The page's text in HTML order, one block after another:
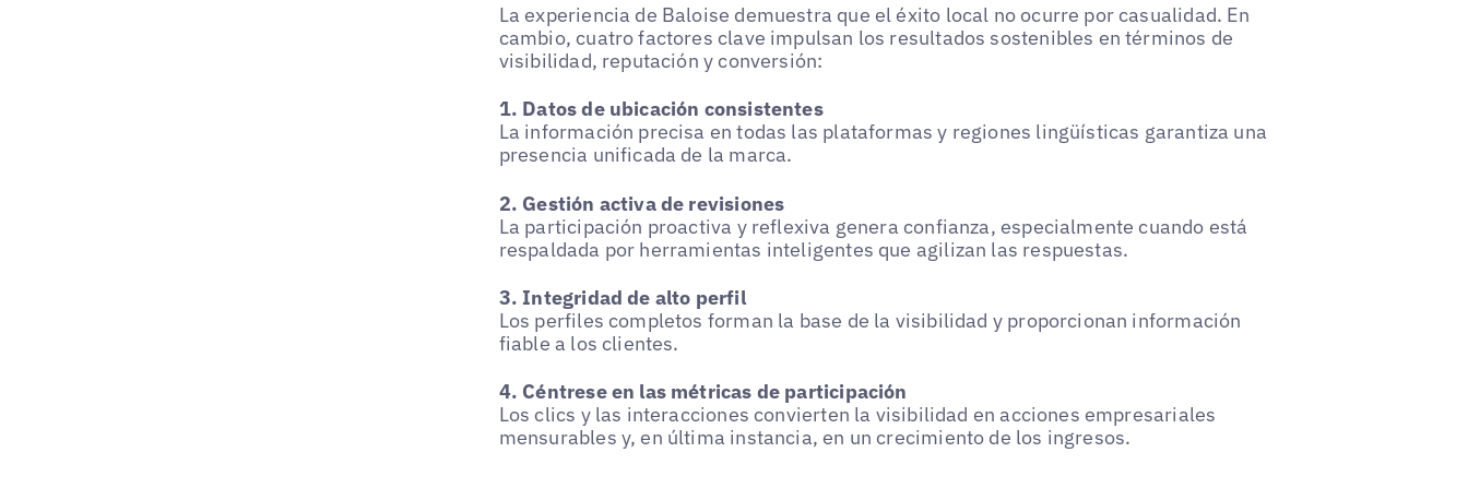
La experiencia de Baloise demuestra que el éxito local no ocurre por casualidad. En
cambio, cuatro factores clave impulsan los resultados sostenibles en términos de
visibilidad, reputación y conversión:
1. Datos de ubicación consistentes
La información precisa en todas las plataformas y regiones lingüísticas garantiza una
presencia unificada de la marca.
2. Gestión activa de revisiones
La participación proactiva y reflexiva genera confianza, especialmente cuando está
respaldada por herramientas inteligentes que agilizan las respuestas.
3. Integridad de alto perfil
Los perfiles completos forman la base de la visibilidad y proporcionan información
fiable a los clientes.
4. Céntrese en las métricas de participación
Los clics y las interacciones convierten la visibilidad en acciones empresariales
mensurables y, en última instancia, en un crecimiento de los ingresos.